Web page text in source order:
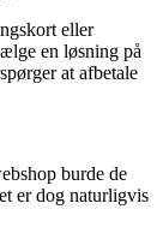
eller
en løsning på
at afbetale
burde de
er dog naturligvis